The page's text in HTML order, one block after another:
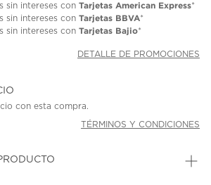
sin intereses con Tarjetas American Express*
sin intereses con Tarjetas BBVA*
sin intereses con Tarjetas Bajio*
DETALLE DE PROMOCIONES
con esta compra.
TÉRMINOS Y CONDICIONES